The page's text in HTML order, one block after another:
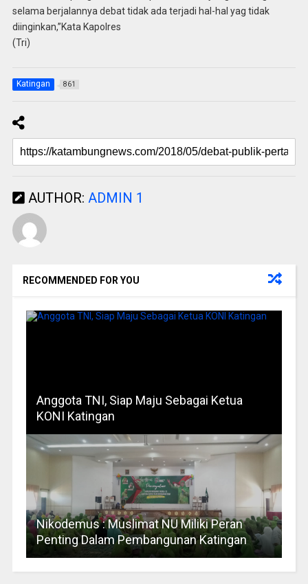
selama berjalannya debat tidak ada terjadi hal-hal yag tidak
diinginkan,”Kata Kapolres
(Tri)
Katingan 861
AUTHOR: ADMIN 1
RECOMMENDED FOR YOU
Anggota TNI, Siap Maju Sebagai Ketua
KONI Katingan
Nikodemus : Muslimat NU Miliki Peran
Penting Dalam Pembangunan Katingan